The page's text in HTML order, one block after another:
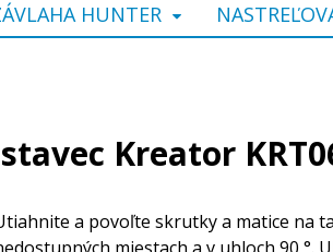
HUNTER
Kreator
a povoľte skrutky a matice na